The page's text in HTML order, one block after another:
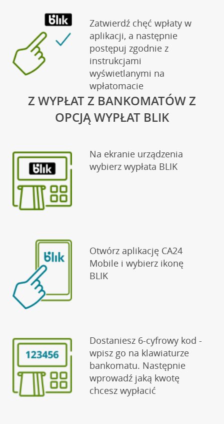
Zatwierdź chęć wpłaty w
aplikacji, a następnie
postępuj zgodnie z
instrukcjami
wyświetlanymi na
wpłatomacie
Z WYPŁAT Z BANKOMATÓW Z
OPCJĄ WYPŁAT BLIK
Na ekranie urządzenia
wybierz wypłata BLIK
Otwórz aplikację CA24
Mobile i wybierz ikonę
BLIK
Dostaniesz 6-cyfrowy kod -
wpisz go na klawiaturze
bankomatu. Następnie
wprowadź jaką kwotę
chcesz wypłacić